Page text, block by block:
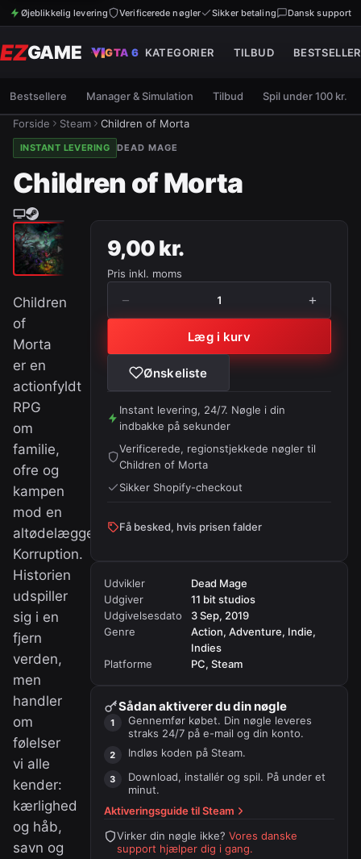
Øjeblikkelig levering Verificerede nøgler Sikker betaling Dansk support
EZGAME GTA 6 KATEGORIER TILBUD
Bestsellere Manager & Simulation Tilbud Spil under 100 kr.
Forside Steam Children of Morta
INSTANT LEVERING DEAD MAGE
Children of Morta
Children
of
Morta
er en
actionfyldt
RPG
om
familie,
ofre og
kampen
mod en
altødelæggende
Korruption.
Historien
udspiller
sig i en
fjern
verden,
men
handler
om
følelser
vi alle
kender:
kærlighed
og håb,
savn og
9,00 kr.
Pris inkl. moms
− 1 +
Læg i kurv
Ønskeliste
Instant levering, 24/7. Nøgle i din
indbakke på sekunder
Verificerede, regionstjekkede nøgler til
Children of Morta
Sikker Shopify-checkout
Få besked, hvis prisen falder
Udvikler
Dead Mage
Udgiver
11 bit studios
Udgivelsesdato
3 Sep, 2019
Genre
Action, Adventure, Indie,
Indies
Platforme
PC, Steam
Sådan aktiverer du din nøgle
Gennemfør købet. Din nøgle leveres
straks 24/7 på e-mail og din konto.
Indløs koden på Steam.
Download, installér og spil. På under et
minut.
Aktiveringsguide tilSteam
Virker din nøgle ikke? Vores danske
support hjælper dig i gang.